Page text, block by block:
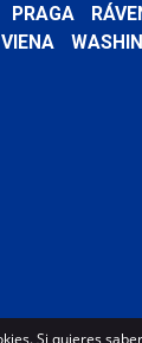
PRAGA
VIENA
Si quieres